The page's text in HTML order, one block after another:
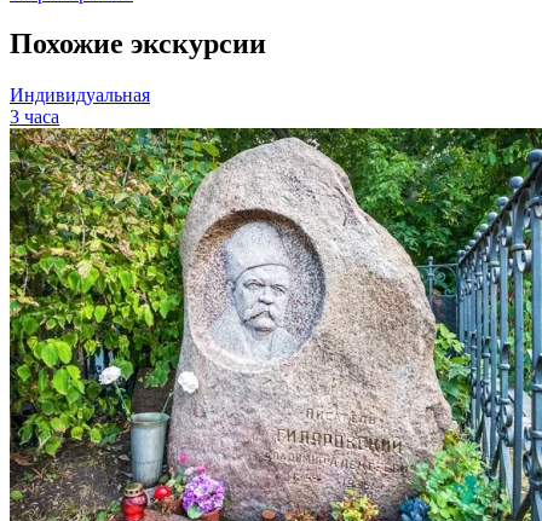
Похожие экскурсии
Индивидуальная
3 часа